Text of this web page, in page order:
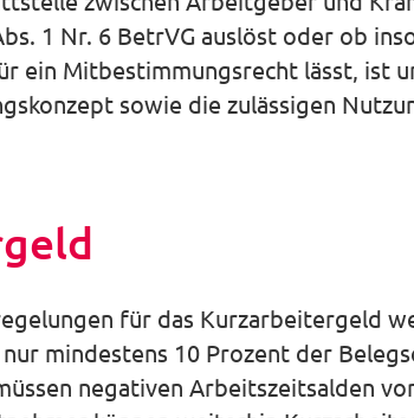
1 Nr. 6 BetrVG auslöst oder ob
ein Mitbestimmungsrecht lässt, ist
sowie die zulässigen
für das Kurzarbeitergeld
mindestens 10 Prozent der
negativen Arbeitszeitsalden